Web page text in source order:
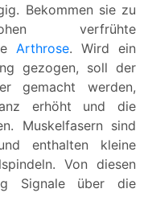
Bekommen sie zu
verfrühte
Arthrose. Wird ein
gezogen, soll der
gemacht werden,
erhöht und die
Muskelfasern sind
enthalten kleine
Von diesen
Signale über die